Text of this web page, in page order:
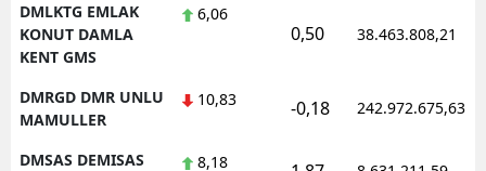
DMLKTG EMLAK
KONUT DAMLA
KENT GMS
6,06
0,50 38.463.808,21
DMRGD DMR UNLU
MAMULLER
10,83 -0,18 242.972.675,63
DMSAS DEMISAS
8,18